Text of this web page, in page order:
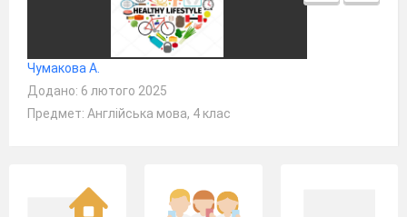
Чумакова А.
Додано: 6 лютого 2025
Предмет: Англійська мова, 4 клас